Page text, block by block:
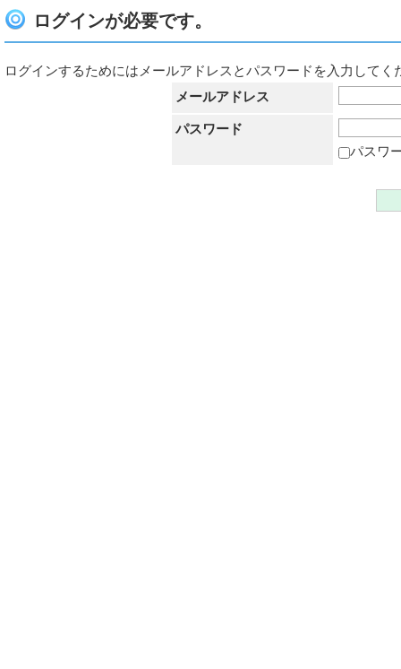
ログインが必要です。
ログインするためにはメールアドレスとパスワードを入力してく
メールアドレス
パスワード
パスワ